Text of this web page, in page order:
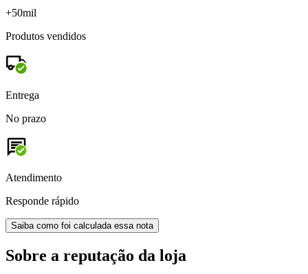
+50mil
Produtos vendidos
Entrega
No prazo
Atendimento
Responde rápido
Saiba como foi calculada essa nota
Sobre a reputação da loja